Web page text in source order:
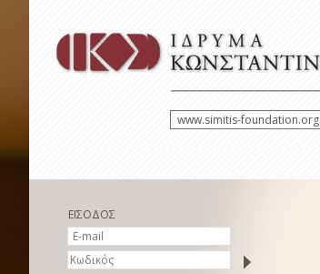
www.simitis-foundation.org
ΕΙΣΟΔΟΣ